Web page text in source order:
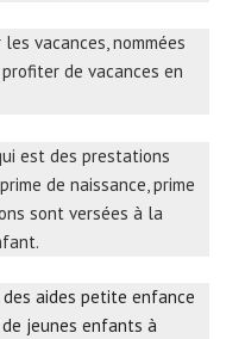
vacances, nommées
de vacances en
est des prestations
de naissance, prime
sont versées à la
aides petite enfance
jeunes enfants à